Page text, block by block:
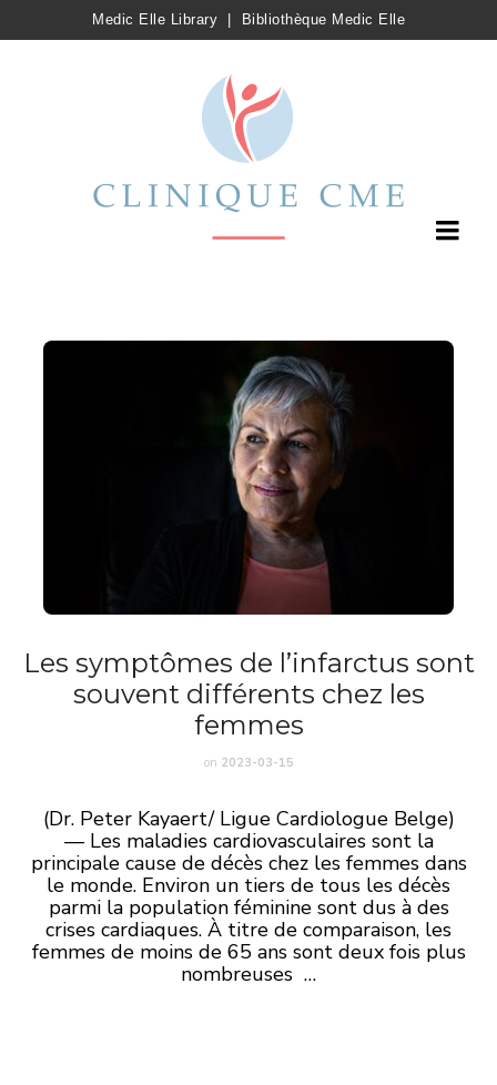
Medic Elle Library Bibliothèque Medic Elle
Les symptômes de l’infarctus sont
souvent différents chez les
femmes
on 2023-03-15
(Dr. Peter Kayaert/ Ligue Cardiologue Belge)
— Les maladies cardiovasculaires sont la
principale cause de décès chez les femmes dans
le monde. Environ un tiers de tous les décès
parmi la population féminine sont dus à des
crises cardiaques. À titre de comparaison, les
femmes de moins de 65 ans sont deux fois plus
nombreuses …